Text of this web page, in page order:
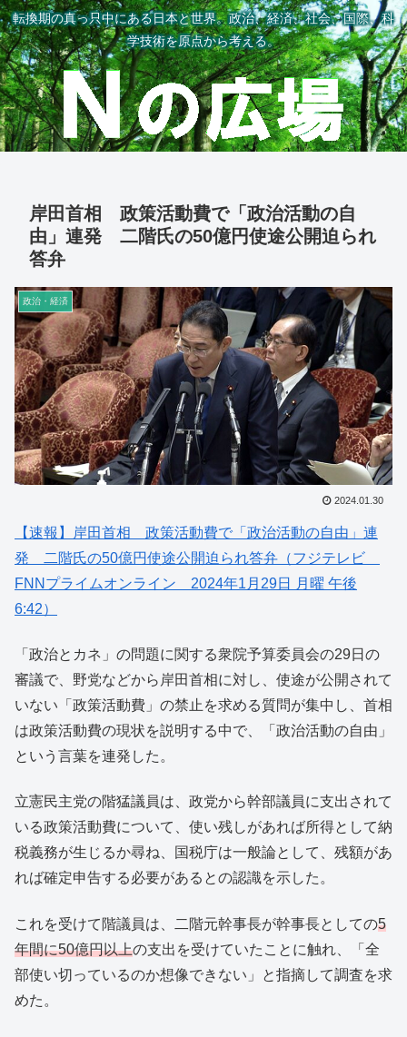
転換期の真っ只中にある日本と世界。政治、経済、社会、国際、科
学技術を原点から考える。
岸田首相 政策活動費で「政治活動の自
由」連発 二階氏の50億円使途公開迫られ
答弁
政治・経済
2024.01.30
【速報】岸田首相 政策活動費で「政治活動の自由」連
発 二階氏の50億円使途公開迫られ答弁（フジテレビ
FNNプライムオンライン 2024年1月29日 月曜 午後
6:42）
「政治とカネ」の問題に関する衆院予算委員会の29日の
審議で、野党などから岸田首相に対し、使途が公開されて
いない「政策活動費」の禁止を求める質問が集中し、首相
は政策活動費の現状を説明する中で、「政治活動の自由」
という言葉を連発した。
立憲民主党の階猛議員は、政党から幹部議員に支出されて
いる政策活動費について、使い残しがあれば所得として納
税義務が生じるか尋ね、国税庁は一般論として、残額があ
れば確定申告する必要があるとの認識を示した。
これを受けて階議員は、二階元幹事長が幹事長としての5
年間に50億円以上の支出を受けていたことに触れ、「全
部使い切っているのか想像できない」と指摘して調査を求
めた。